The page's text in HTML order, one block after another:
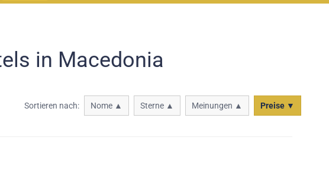
in Macedonia
Sortieren nach: Nome ▲ Sterne ▲ Meinungen ▲ Preise ▼